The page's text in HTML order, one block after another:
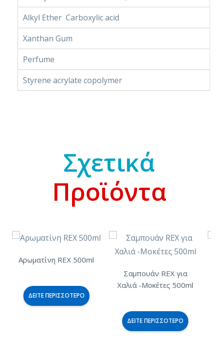
Alkyl Ether Carboxylic acid
Xanthan Gum
Perfume
Styrene acrylate copolymer
Σχετικά
Προϊόντα
Αρωματίνη REX 500ml
ΔΕΊΤΕ ΠΕΡΙΣΣΌΤΕΡΟ
Σαμπουάν REX για
Χαλιά -Μοκέτες 500ml
ΔΕΊΤΕ ΠΕΡΙΣΣΌΤΕΡΟ